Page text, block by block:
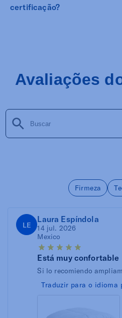
certificação?
Avaliações
Firmeza
LE
Laura Espíndola
14 jul. 2026
Mexico
Está muy confortable
Si lo recomiendo
Traduzir para o idioma